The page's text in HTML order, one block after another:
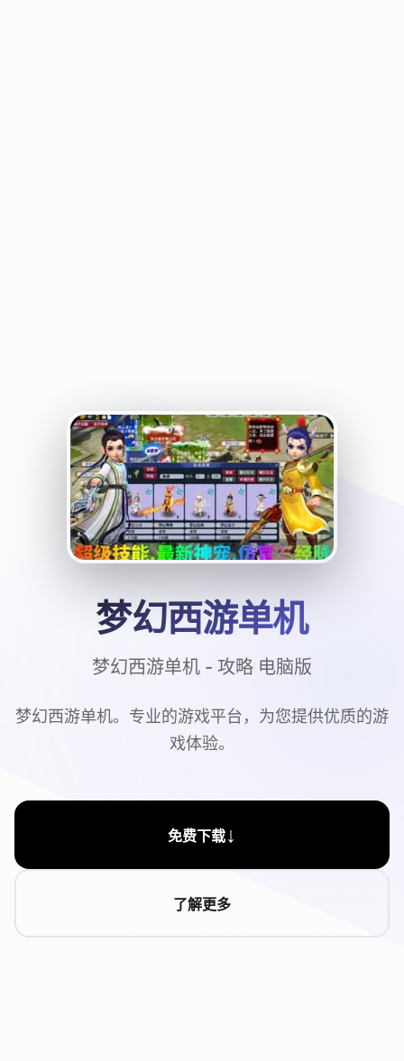
梦幻西游单机
梦幻西游单机 - 攻略 电脑版
梦幻西游单机。专业的游戏平台，为您提供优质的游
戏体验。
免费下载↓
了解更多